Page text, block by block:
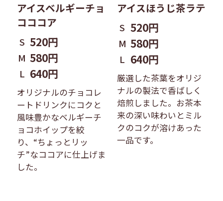
アイスベルギーチョ
コココア
S 520円
M 580円
L 640円
オリジナルのチョコレ
ートドリンクにコクと
風味豊かなベルギーチ
ョコホイップを絞
り、“ちょっとリッ
チ”なココアに仕上げま
した。
アイスほうじ茶ラテ
S 520円
M 580円
L 640円
厳選した茶葉をオリジ
ナルの製法で香ばしく
焙煎しました。お茶本
来の深い味わいとミル
クのコクが溶けあった
一品です。